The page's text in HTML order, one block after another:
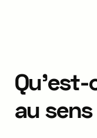
Qu'est-
au